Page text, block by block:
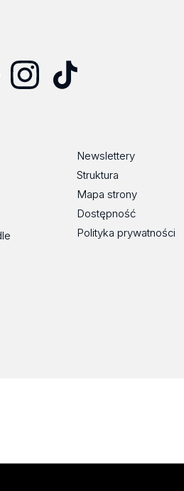
Newslettery
Struktura
Mapa strony
Dostępność
Polityka prywatności